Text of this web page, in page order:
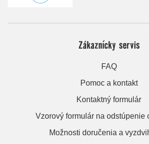
Zákaznícky servis
FAQ
Pomoc a kontakt
Kontaktný formulár
Vzorový formulár na odstúpenie
Možnosti doručenia a